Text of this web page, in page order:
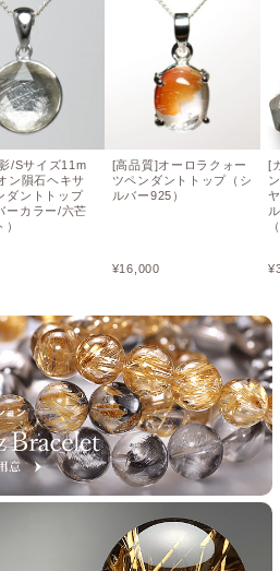
/Sサイズ11m
ン隕石ヘキサ
ダントトップ
ーカラー/六芒
[高品質]オーロラクォー
ツペンダントトップ（シ
ルバー925）
¥16,000
[
¥